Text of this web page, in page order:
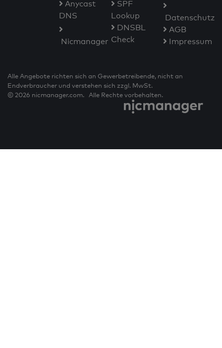
Anycast
DNS
Nicmanager
SPF
Lookup
DNSBL
Check
Datenschutz
AGB
Impressum
Alle Angebote richten sich an Gewerbetreibende, nicht an
Endverbraucher und verstehen sich zzgl. MwSt.
© 2026 nicmanager.com. Alle Rechte vorbehalten.